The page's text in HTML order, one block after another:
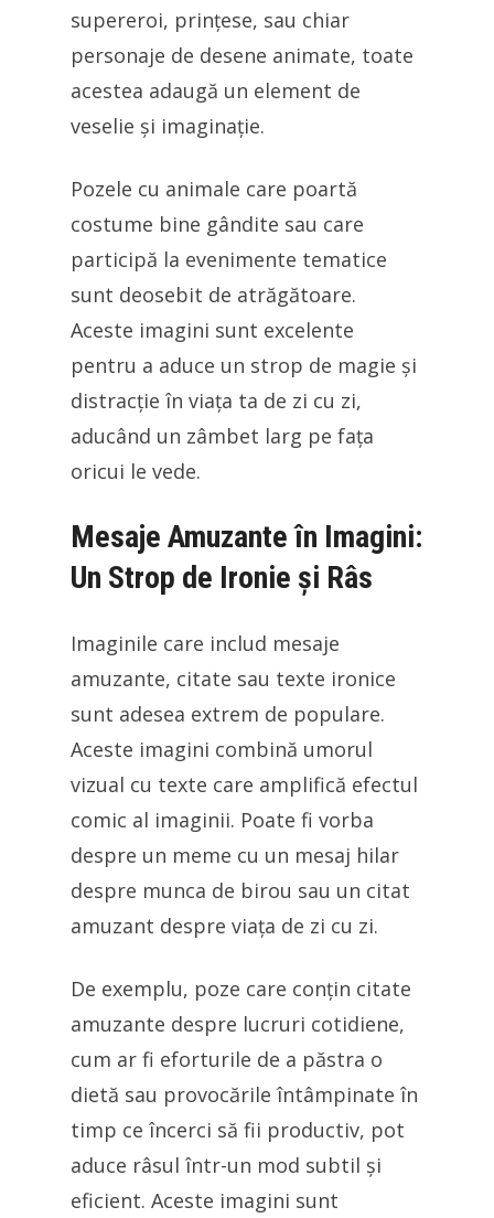
supereroi, prințese, sau chiar
personaje de desene animate, toate
acestea adaugă un element de
veselie și imaginație.
Pozele cu animale care poartă
costume bine gândite sau care
participă la evenimente tematice
sunt deosebit de atrăgătoare.
Aceste imagini sunt excelente
pentru a aduce un strop de magie și
distracție în viața ta de zi cu zi,
aducând un zâmbet larg pe fața
oricui le vede.
Mesaje Amuzante în Imagini:
Un Strop de Ironie și Râs
Imaginile care includ mesaje
amuzante, citate sau texte ironice
sunt adesea extrem de populare.
Aceste imagini combină umorul
vizual cu texte care amplifică efectul
comic al imaginii. Poate fi vorba
despre un meme cu un mesaj hilar
despre munca de birou sau un citat
amuzant despre viața de zi cu zi.
De exemplu, poze care conțin citate
amuzante despre lucruri cotidiene,
cum ar fi eforturile de a păstra o
dietă sau provocările întâmpinate în
timp ce încerci să fii productiv, pot
aduce râsul într-un mod subtil și
eficient. Aceste imagini sunt